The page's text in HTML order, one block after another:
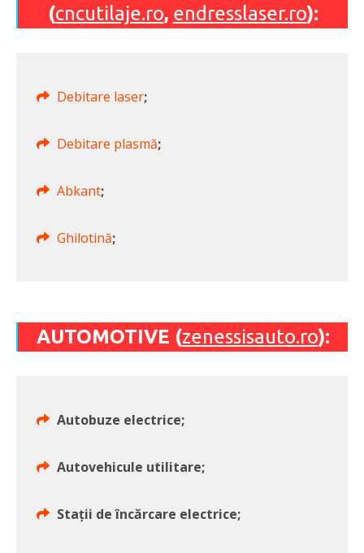
(cncutilaje.ro, endresslaser.ro):
Debitare laser;
Debitare plasmă;
Abkant;
Ghilotină;
AUTOMOTIVE (zenessisauto.ro):
Autobuze electrice;
Autovehicule utilitare;
Stații de încărcare electrice;